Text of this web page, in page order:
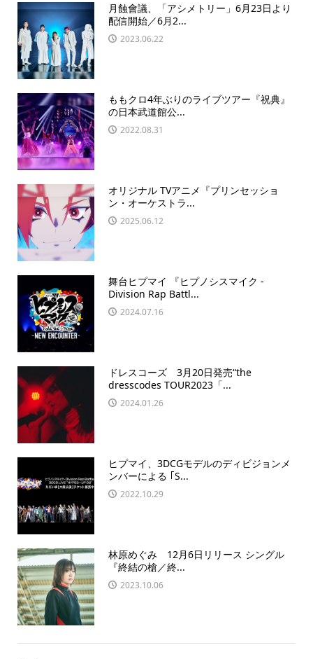
月蝕會議、「アシメトリー」6月23日より
配信開始／6月2...
2023.06.22
ももクロ4年ぶりのライブツアー『祝典』
の日本武道館公...
2022.08.31
オリジナル TVアニメ『プリンセッショ
ン・オーケストラ...
2025.06.12
舞台ヒプマイ 『ヒプノシスマイク -
Division Rap Battl...
2024.07.16
ドレスコーズ 3月20日発売“the
dresscodes TOUR2023「...
2024.01.26
ヒプマイ、3DCGモデルのディビジョンメ
ンバーによる ｢S...
2022.10.29
林原めぐみ 12月6日リリース シングル
『終結の槍／終...
2023.10.06